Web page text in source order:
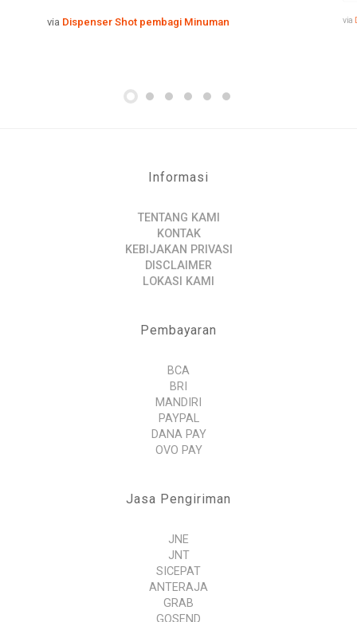
via Dispenser Shot pembagi Minuman via
Informasi
TENTANG KAMI
KONTAK
KEBIJAKAN PRIVASI
DISCLAIMER
LOKASI KAMI
Pembayaran
BCA
BRI
MANDIRI
PAYPAL
DANA PAY
OVO PAY
Jasa Pengiriman
JNE
JNT
SICEPAT
ANTERAJA
GRAB